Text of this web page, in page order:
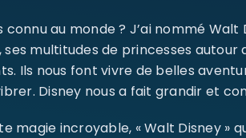
au monde ? J’ai nommé Walt
multitudes de princesses
Ils nous font vivre de belles
Disney nous a fait grandir et
incroyable, « Walt Disney »